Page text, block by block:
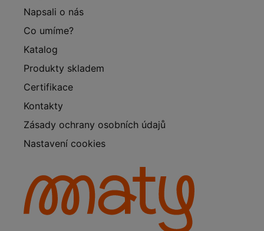
Napsali o nás
Co umíme?
Katalog
Produkty skladem
Certifikace
Kontakty
Zásady ochrany osobních údajů
Nastavení cookies